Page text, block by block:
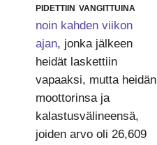
pidettiin vangittuina
noin kahden viikon
ajan, jonka jälkeen
heidät laskettiin
vapaaksi, mutta heidän
moottorinsa ja
kalastusvälineensä,
joiden arvo oli 26,609